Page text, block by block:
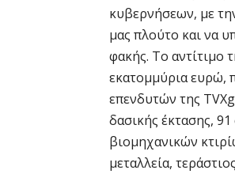
κυβερνήσεων, με
μας πλούτο και να
φακής. Το αντίτιμο
εκατομμύρια ευρώ,
επενδυτών της
δασικής έκτασης,
βιομηχανικών
μεταλλεία,